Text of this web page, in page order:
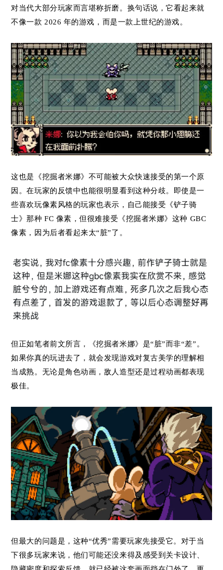
对当代大部分玩家而言堪称折磨。换句话说，它看起来就
不像一款 2026 年的游戏，而是一款上世纪的游戏。
这也是《挖掘者米娜》不可能被大众快速接受的第一个原
因。在玩家的反馈中也能很明显看到这种分歧。即使是一
些喜欢玩像素风格的玩家也表示，自己能接受《铲子骑
士》那种 FC 像素，但很难接受《挖掘者米娜》这种 GBC
像素，因为后者看起来太“脏”了。
但正如笔者前文所言，《挖掘者米娜》是“脏”而非“差”。
如果你真的玩进去了，就会发现游戏对复古美学的理解相
当成熟。无论是角色动画，敌人造型还是过程动画都表现
极佳。
但最大的问题是，这种“优秀”需要玩家先接受它。对于当
下很多玩家来说，他们可能还没来得及感受到关卡设计、